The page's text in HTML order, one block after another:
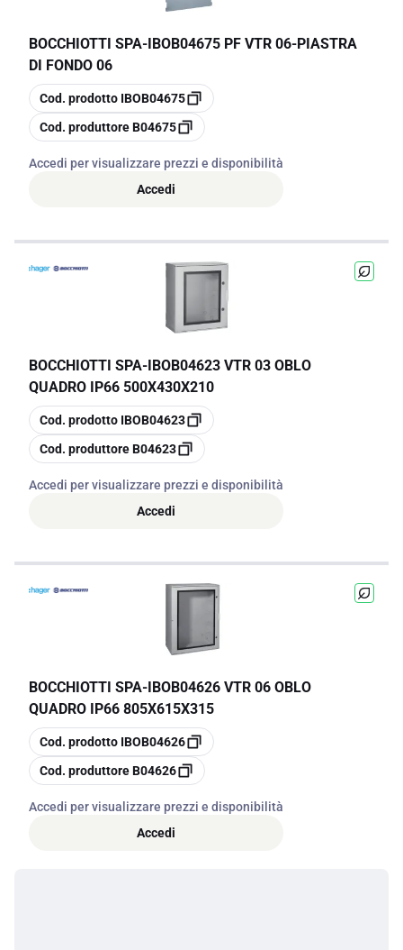
BOCCHIOTTI SPA-IBOB04675 PF VTR 06-PIASTRA
DI FONDO 06
copia
Cod. prodotto IBOB04675
copia
Cod. produttoreB04675
Accedi per visualizzare prezzi e disponibilità
Accedi
BOCCHIOTTI SPA-IBOB04623 VTR 03 OBLO
QUADRO IP66 500X430X210
copia
Cod. prodotto IBOB04623
copia
Cod. produttoreB04623
Accedi per visualizzare prezzi e disponibilità
Accedi
BOCCHIOTTI SPA-IBOB04626 VTR 06 OBLO
QUADRO IP66 805X615X315
copia
Cod. prodotto IBOB04626
copia
Cod. produttoreB04626
Accedi per visualizzare prezzi e disponibilità
Accedi